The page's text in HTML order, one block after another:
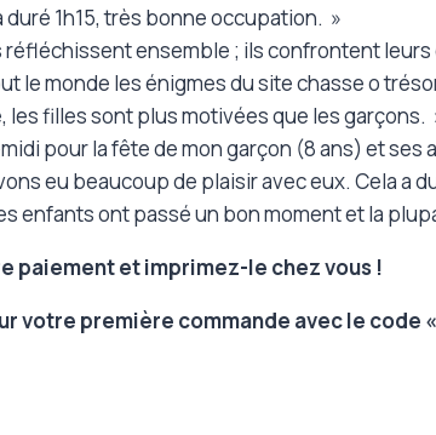
duré 1h15, très bonne occupation. »
ensemble ; ils confrontent
le monde les énigmes du site chasse o
les filles sont plus motivées que les garçons.
pour la fête de mon garçon (8 ans) et
eu beaucoup de plaisir avec eux. Cela a
enfants ont passé un bon moment et la
paiement et imprimez-le chez vous !
première commande avec le code «